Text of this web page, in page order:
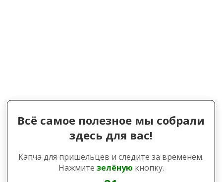
Всё самое полезное мы собрали
здесь для вас!
Капча для пришельцев и следите за временем.
Нажмите зелёную кнопку.